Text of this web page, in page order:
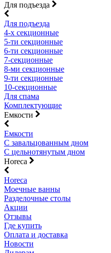
Для подъезда
Для подъезда
4-х секционные
5-ти секционные
6-ти секционные
7-секционные
8-ми секционные
9-ти секционные
10-секционные
Для спама
Комплектующие
Емкости
Емкости
С завальцованным дном
С цельнотянутым дном
Horeca
Horeca
Моечные ванны
Разделочные столы
Акции
Отзывы
Где купить
Оплата и доставка
Новости